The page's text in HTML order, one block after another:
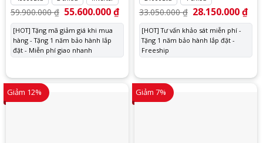
59.900.000₫ Giá
gốc
là:
59.900.000 ₫.
55.600.000₫Giá
tại
55.600.000 ₫.
[HOT] Tặng mã giảm giá khi mua
hàng - Tặng 1 năm bảo hành lắp
đặt - Miễn phí giao nhanh
33.050.000₫ Giá
gốc
là:
33.050.000 ₫.
28.150.000₫Giá
tại
[HOT] Tư vấn khảo sát miễn phí -
Tặng 1 năm bảo hành lắp đặt -
Freeship
Giảm 12% Giảm 7%